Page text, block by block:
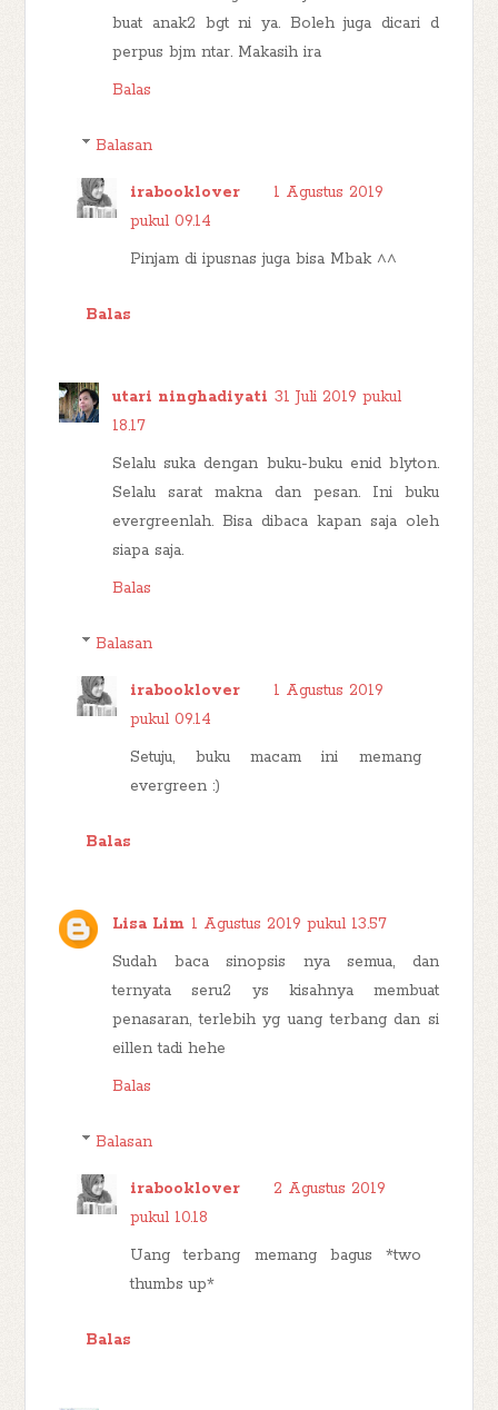
buat anak2 bgt ni ya. Boleh juga dicari d
perpus bjm ntar. Makasih ira
Balas
Balasan
irabooklover
1 Agustus 2019
pukul 09.14
Pinjam di ipusnas juga bisa Mbak ^^
Balas
utari ninghadiyati 31 Juli 2019 pukul
18.17
Selalu suka dengan buku-buku enid blyton.
Selalu sarat makna dan pesan. Ini buku
evergreenlah. Bisa dibaca kapan saja oleh
siapa saja.
Balas
Balasan
irabooklover
1 Agustus 2019
pukul 09.14
Setuju, buku macam ini memang
evergreen :)
Balas
Lisa Lim 1 Agustus 2019 pukul 13.57
Sudah baca sinopsis nya semua, dan
ternyata seru2 ys kisahnya membuat
penasaran, terlebih yg uang terbang dan si
eillen tadi hehe
Balas
Balasan
irabooklover
2 Agustus 2019
pukul 10.18
Uang terbang memang bagus *two
thumbs up*
Balas